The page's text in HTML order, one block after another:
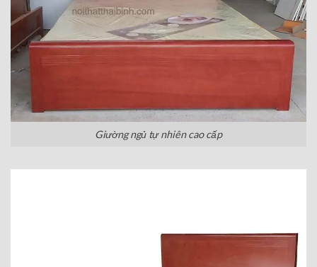
Giường ngủ tự nhiên cao cấp